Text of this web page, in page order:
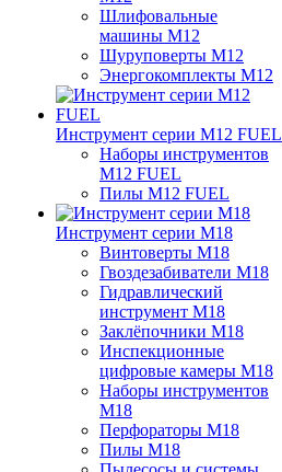
Шлифовальные
машины M12
Шуруповерты M12
Энергокомплекты M12
Инструмент серии M12 FUEL
Наборы инструментов
M12 FUEL
Пилы M12 FUEL
Инструмент серии M18
Винтоверты M18
Гвоздезабиватели M18
Гидравлический
инструмент M18
Заклёпочники M18
Инспекционные
цифровые камеры M18
Наборы инструментов
M18
Перфораторы M18
Пилы M18